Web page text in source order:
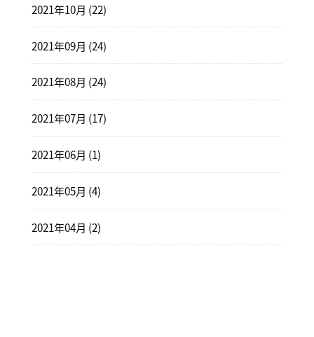
2021年10月 (22)
2021年09月 (24)
2021年08月 (24)
2021年07月 (17)
2021年06月 (1)
2021年05月 (4)
2021年04月 (2)